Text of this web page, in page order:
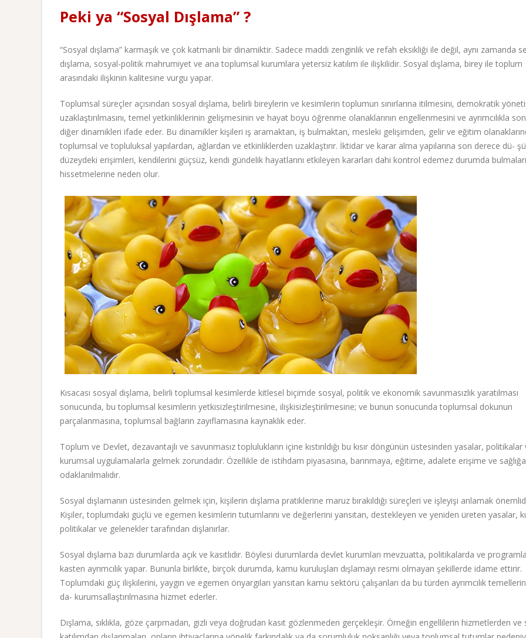
Peki ya “Sosyal Dışlama” ?
“Sosyal dışlama” karmaşık ve çok katmanlı bir dinamiktir. Sadece maddi zenginlik ve refah eksikliği ile değil, aynı zamanda
dışlama, sosyal-politik mahrumiyet ve ana toplumsal kurumlara yetersiz katılım ile ilişkilidir. Sosyal dışlama, birey ile toplum
arasındaki ilişkinin kalitesine vurgu yapar.
Toplumsal süreçler açısından sosyal dışlama, belirli bireylerin ve kesimlerin toplumun sınırlarına itilmesini, demokratik
uzaklaştırılmasını, temel yetkinliklerinin gelişmesinin ve hayat boyu öğrenme olanaklarının engellenmesini ve ayrımcılıkla
diğer dinamikleri ifade eder. Bu dinamikler kişileri iş aramaktan, iş bulmaktan, mesleki gelişimden, gelir ve eğitim
toplumsal ve topluluksal yapılardan, ağlardan ve etkinliklerden uzaklaştırır. İktidar ve karar alma yapılarına son derece dü-
düzeydeki erişimleri, kendilerini güçsüz, kendi gündelik hayatlarını etkileyen kararları dahi kontrol edemez durumda
hissetmelerine neden olur.
Kısacası sosyal dışlama, belirli toplumsal kesimlerde kitlesel biçimde sosyal, politik ve ekonomik savunmasızlık yaratılması
sonucunda, bu toplumsal kesimlerin yetkisizleştirilmesine, ilişkisizleştirilmesine; ve bunun sonucunda toplumsal dokunun
parçalanmasına, toplumsal bağların zayıflamasına kaynaklık eder.
Toplum ve Devlet, dezavantajlı ve savunmasız toplulukların içine kıstırıldığı bu kısır döngünün üstesinden yasalar, politikalar
kurumsal uygulamalarla gelmek zorundadır. Özellikle de istihdam piyasasına, barınmaya, eğitime, adalete erişime ve sağlığa
odaklanılmalıdır.
Sosyal dışlamanın üstesinden gelmek için, kişilerin dışlama pratiklerine maruz bırakıldığı süreçleri ve işleyişi anlamak
Kişiler, toplumdaki güçlü ve egemen kesimlerin tutumlarını ve değerlerini yansıtan, destekleyen ve yeniden üreten yasalar,
politikalar ve gelenekler tarafından dışlanırlar.
Sosyal dışlama bazı durumlarda açık ve kasıtlıdır. Böylesi durumlarda devlet kurumları mevzuatta, politikalarda ve
kasten ayrımcılık yapar. Bununla birlikte, birçok durumda, kamu kuruluşları dışlamayı resmi olmayan şekillerde idame ettirir.
Toplumdaki güç ilişkilerini, yaygın ve egemen önyargıları yansıtan kamu sektörü çalışanları da bu türden ayrımcılık
da- kurumsallaştırılmasına hizmet ederler.
Dışlama, sıklıkla, göze çarpmadan, gizli veya doğrudan kasıt gözlenmeden gerçekleşir. Örneğin engellilerin hizmetlerden ve